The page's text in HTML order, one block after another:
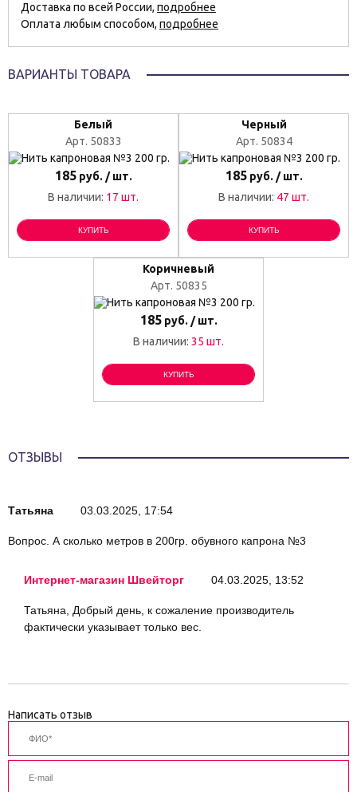
Доставка по всей России, подробнее
Оплата любым способом, подробнее
ВАРИАНТЫ ТОВАРА
Белый
Арт. 50833
185руб. / шт.
В наличии: 17 шт.
КУПИТЬ
Черный
Арт. 50834
185руб. / шт.
В наличии: 47 шт.
КУПИТЬ
Коричневый
Арт. 50835
185руб. / шт.
В наличии: 35 шт.
КУПИТЬ
ОТЗЫВЫ
Татьяна 03.03.2025, 17:54
Вопрос. А сколько метров в 200гр. обувного капрона №3
Интернет-магазин Швейторг 04.03.2025, 13:52
Татьяна, Добрый день, к сожаление производитель
фактически указывает только вес.
Написать отзыв